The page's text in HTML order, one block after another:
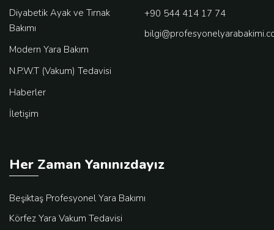
Diyabetik Ayak ve Tırnak
Bakımı
Modern Yara Bakım
N.P.W.T (Vakum) Tedavisi
Haberler
İletişim
+90 544 414 17 74
Her Zaman Yanınızdayız
Beşiktaş Profesyonel Yara Bakımı
Körfez Yara Vakum Tedavisi